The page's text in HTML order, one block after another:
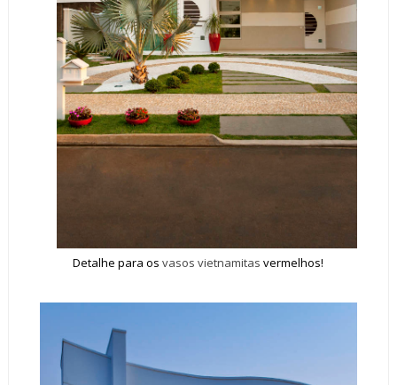
Detalhe para osvasos vietnamitas vermelhos!